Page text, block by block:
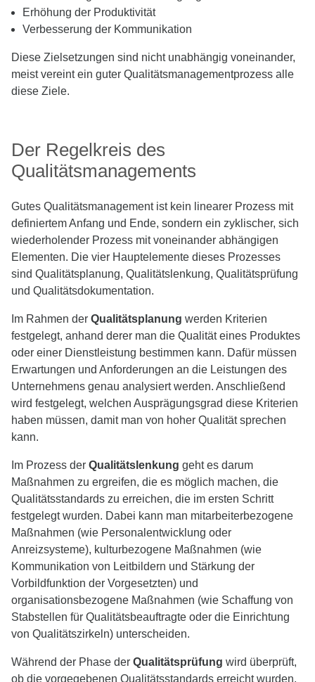
Erhöhung der Produktivität
Verbesserung der Kommunikation
Diese Zielsetzungen sind nicht unabhängig voneinander,
meist vereint ein guter Qualitätsmanagementprozess alle
diese Ziele.
Der Regelkreis des
Qualitätsmanagements
Gutes Qualitätsmanagement ist kein linearer Prozess mit
definiertem Anfang und Ende, sondern ein zyklischer, sich
wiederholender Prozess mit voneinander abhängigen
Elementen. Die vier Hauptelemente dieses Prozesses
sind Qualitätsplanung, Qualitätslenkung, Qualitätsprüfung
und Qualitätsdokumentation.
Im Rahmen der Qualitätsplanung werden Kriterien
festgelegt, anhand derer man die Qualität eines Produktes
oder einer Dienstleistung bestimmen kann. Dafür müssen
Erwartungen und Anforderungen an die Leistungen des
Unternehmens genau analysiert werden. Anschließend
wird festgelegt, welchen Ausprägungsgrad diese Kriterien
haben müssen, damit man von hoher Qualität sprechen
kann.
Im Prozess der Qualitätslenkung geht es darum
Maßnahmen zu ergreifen, die es möglich machen, die
Qualitätsstandards zu erreichen, die im ersten Schritt
festgelegt wurden. Dabei kann man mitarbeiterbezogene
Maßnahmen (wie Personalentwicklung oder
Anreizsysteme), kulturbezogene Maßnahmen (wie
Kommunikation von Leitbildern und Stärkung der
Vorbildfunktion der Vorgesetzten) und
organisationsbezogene Maßnahmen (wie Schaffung von
Stabstellen für Qualitätsbeauftragte oder die Einrichtung
von Qualitätszirkeln) unterscheiden.
Während der Phase der Qualitätsprüfung wird überprüft,
ob die vorgegebenen Qualitätsstandards erreicht wurden,